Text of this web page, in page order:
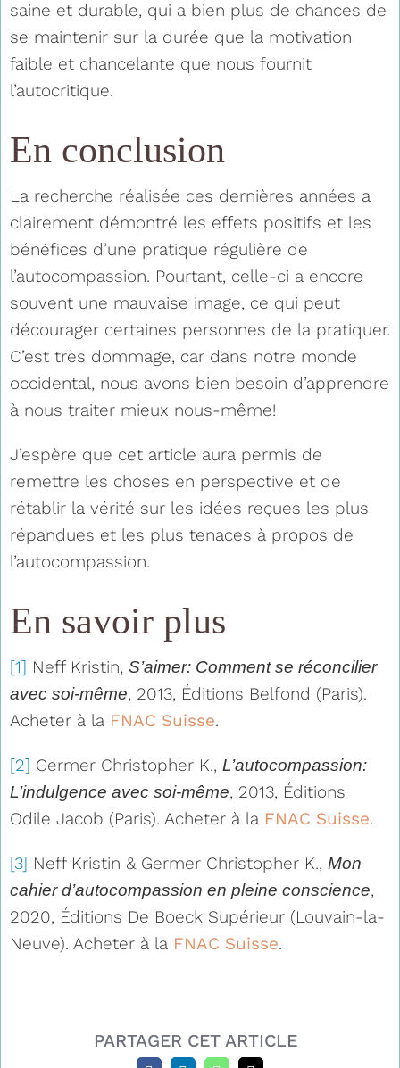
saine et durable, qui a bien plus de chances de
se maintenir sur la durée que la motivation
faible et chancelante que nous fournit
l’autocritique.
En conclusion
La recherche réalisée ces dernières années a
clairement démontré les effets positifs et les
bénéfices d’une pratique régulière de
l’autocompassion. Pourtant, celle-ci a encore
souvent une mauvaise image, ce qui peut
décourager certaines personnes de la pratiquer.
C’est très dommage, car dans notre monde
occidental, nous avons bien besoin d’apprendre
à nous traiter mieux nous-même!
J’espère que cet article aura permis de
remettre les choses en perspective et de
rétablir la vérité sur les idées reçues les plus
répandues et les plus tenaces à propos de
l’autocompassion.
En savoir plus
[1] Neff Kristin, S’aimer: Comment se réconcilier
avec soi-même, 2013, Éditions Belfond (Paris).
Acheter à la FNAC Suisse.
[2] Germer Christopher K., L’autocompassion:
L’indulgence avec soi-même, 2013, Éditions
Odile Jacob (Paris). Acheter à la FNAC Suisse.
[3] Neff Kristin & Germer Christopher K., Mon
cahier d’autocompassion en pleine conscience,
2020, Éditions De Boeck Supérieur (Louvain-la-
Neuve). Acheter à la FNAC Suisse.
PARTAGER CET ARTICLE